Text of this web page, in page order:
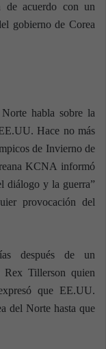
de acuerdo con un
gobierno de Corea
habla sobre la
Hace no más
de Invierno de
KCNA informó
diálogo y la guerra”
provocación del
después de un
Rex Tillerson quien
que EE.UU.
del Norte hasta que